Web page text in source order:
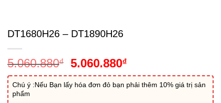
DT1680H26 – DT1890H26
5.060.880₫
Giá
gốc
là:
5.060.880₫Giá
hiện
tại
Chú ý :Nếu Bạn lấy hóa đơn đỏ bạn phải thêm 10% giá trị sản
phẩm